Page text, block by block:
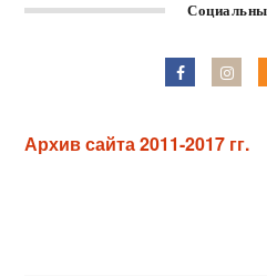
Архив сайта 2011-2017 гг.